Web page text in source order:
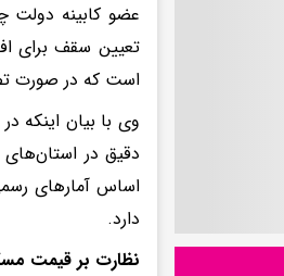
عضو کابینه
تعیین سقف برای
است که در صورت
وی با بیان اینکه
دقیق در
اساس آمارهای
دارد.
نظارت بر قیمت